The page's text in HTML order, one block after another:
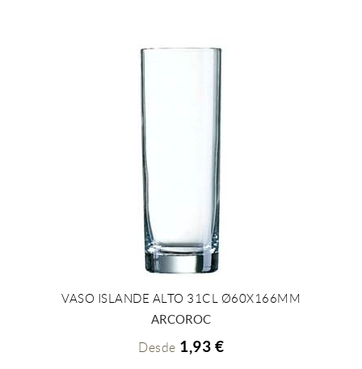
+ INFO
VASO ISLANDE ALTO 31CL Ø60X166MM
ARCOROC
Desde 1,93 €